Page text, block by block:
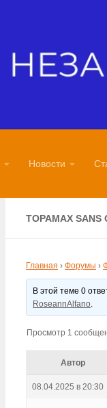
Новости
TOPAMAX SANS
Главная › Форумы ›
В этой теме 0
RoseannAlfano.
Просмотр 1
Автор
08.04.2025 в 20:30